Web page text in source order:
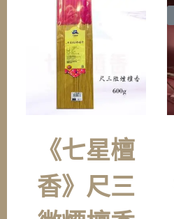
《七星檀
香》尺三